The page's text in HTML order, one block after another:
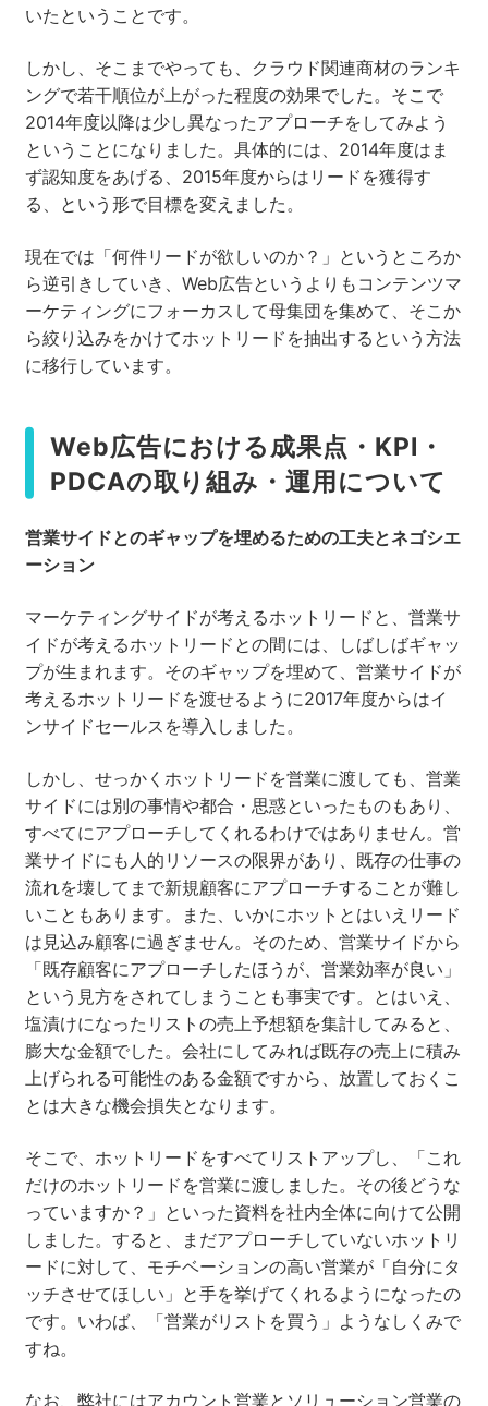
いたということです。
しかし、そこまでやっても、クラウド関連商材のランキ
ングで若干順位が上がった程度の効果でした。そこで
2014年度以降は少し異なったアプローチをしてみよう
ということになりました。具体的には、2014年度はま
ず認知度をあげる、2015年度からはリードを獲得す
る、という形で目標を変えました。
現在では「何件リードが欲しいのか？」というところか
ら逆引きしていき、Web広告というよりもコンテンツマ
ーケティングにフォーカスして母集団を集めて、そこか
ら絞り込みをかけてホットリードを抽出するという方法
に移行しています。
Web広告における成果点・KPI・
PDCAの取り組み・運用について
営業サイドとのギャップを埋めるための工夫とネゴシエ
ーション
マーケティングサイドが考えるホットリードと、営業サ
イドが考えるホットリードとの間には、しばしばギャッ
プが生まれます。そのギャップを埋めて、営業サイドが
考えるホットリードを渡せるように2017年度からはイ
ンサイドセールスを導入しました。
しかし、せっかくホットリードを営業に渡しても、営業
サイドには別の事情や都合・思惑といったものもあり、
すべてにアプローチしてくれるわけではありません。営
業サイドにも人的リソースの限界があり、既存の仕事の
流れを壊してまで新規顧客にアプローチすることが難し
いこともあります。また、いかにホットとはいえリード
は見込み顧客に過ぎません。そのため、営業サイドから
「既存顧客にアプローチしたほうが、営業効率が良い」
という見方をされてしまうことも事実です。とはいえ、
塩漬けになったリストの売上予想額を集計してみると、
膨大な金額でした。会社にしてみれば既存の売上に積み
上げられる可能性のある金額ですから、放置しておくこ
とは大きな機会損失となります。
そこで、ホットリードをすべてリストアップし、「これ
だけのホットリードを営業に渡しました。その後どうな
っていますか？」といった資料を社内全体に向けて公開
しました。すると、まだアプローチしていないホットリ
ードに対して、モチベーションの高い営業が「自分にタ
ッチさせてほしい」と手を挙げてくれるようになったの
です。いわば、「営業がリストを買う」ようなしくみで
すね。
なお、弊社にはアカウント営業とソリューション営業の